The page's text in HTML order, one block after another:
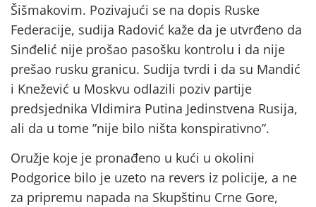
Šišmakovim. Pozivajući se na dopis Ruske
Federacije, sudija Radović kaže da je utvrđeno da
Sinđelić nije prošao pasošku kontrolu i da nije
prešao rusku granicu. Sudija tvrdi i da su Mandić
i Knežević u Moskvu odlazili poziv partije
predsjednika Vldimira Putina Jedinstvena Rusija,
ali da u tome ”nije bilo ništa konspirativno”.
Oružje koje je pronađeno u kući u okolini
Podgorice bilo je uzeto na revers iz policije, a ne
za pripremu napada na Skupštinu Crne Gore,